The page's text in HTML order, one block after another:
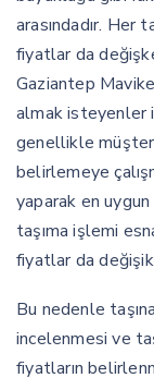
arasındadır. Her
fiyatlar da
Gaziantep
almak isteyenler
genellikle
belirlemeye
yaparak en
taşıma işlemi
fiyatlar da
Bu nedenle
incelenmesi ve
fiyatların